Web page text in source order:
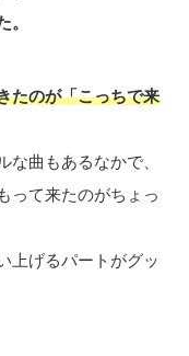
。
たのが「こっちで来
曲もあるなかで、
って来たのがちょっ
上げるパートがグッ